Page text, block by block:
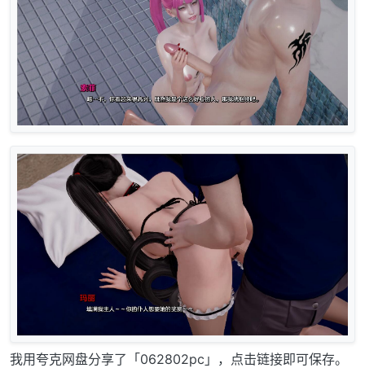
我用夸克网盘分享了「062802pc」，点击链接即可保存。